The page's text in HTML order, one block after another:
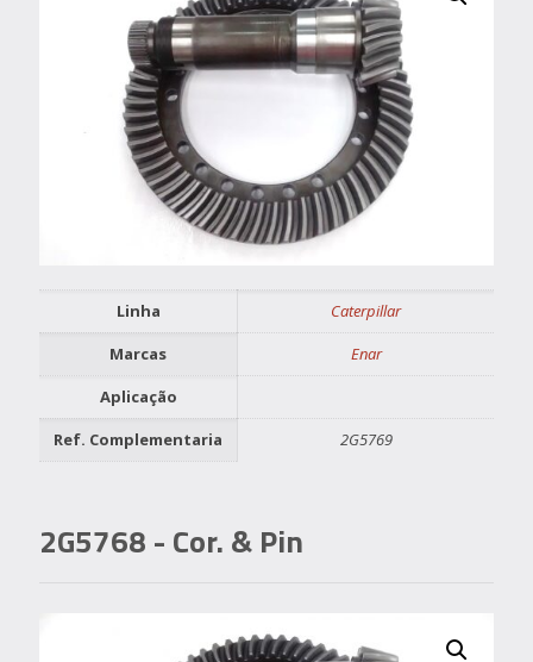
Linha
Caterpillar
Marcas
Enar
Aplicação
Ref. Complementaria
2G5769
2G5768 - Cor. & Pin